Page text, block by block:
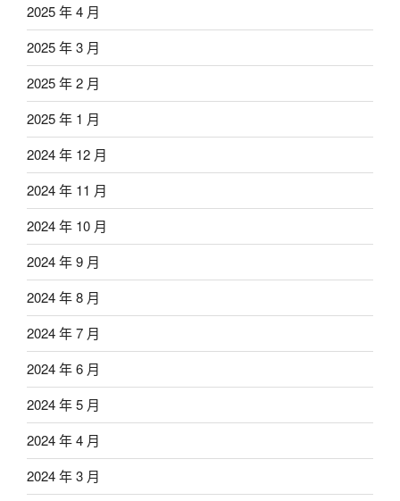
2025 年 4 月
2025 年 3 月
2025 年 2 月
2025 年 1 月
2024 年 12 月
2024 年 11 月
2024 年 10 月
2024 年 9 月
2024 年 8 月
2024 年 7 月
2024 年 6 月
2024 年 5 月
2024 年 4 月
2024 年 3 月